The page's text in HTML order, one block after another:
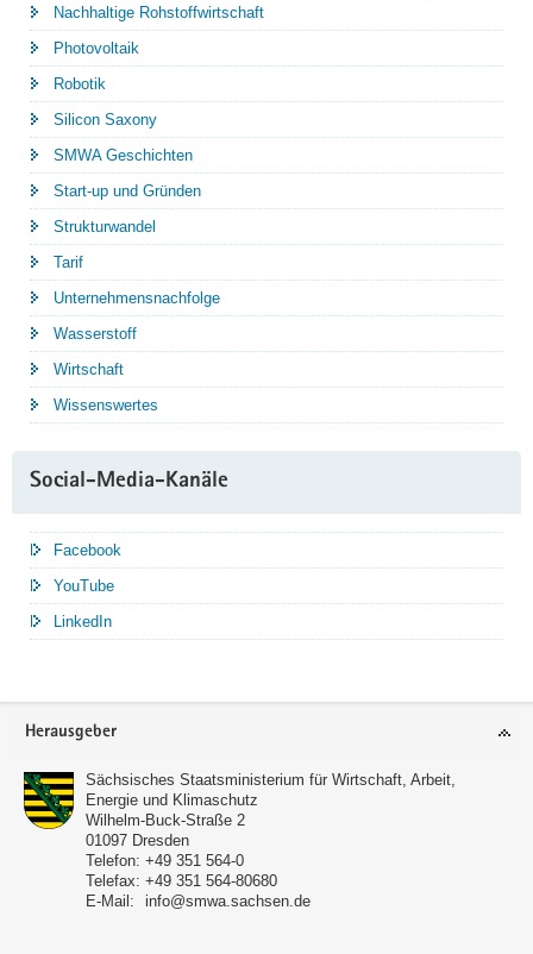
Nachhaltige Rohstoffwirtschaft
Photovoltaik
Robotik
Silicon Saxony
SMWA Geschichten
Start-up und Gründen
Strukturwandel
Tarif
Unternehmensnachfolge
Wasserstoff
Wirtschaft
Wissenswertes
Social-Media-Kanäle
Facebook
YouTube
LinkedIn
Service
Herausgeber
Sächsisches Staatsministerium für Wirtschaft, Arbeit,
Energie und Klimaschutz
Wilhelm-Buck-Straße 2
01097 Dresden
Telefon: +49 351 564-0
Telefax: +49 351 564-80680
E-Mail:
info@smwa.sachsen.de